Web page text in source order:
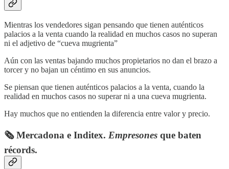
Mientras los vendedores sigan pensando que tienen auténticos
palacios a la venta cuando la realidad en muchos casos no superan
ni el adjetivo de “cueva mugrienta”
Aún con las ventas bajando muchos propietarios no dan el brazo a
torcer y no bajan un céntimo en sus anuncios.
Se piensan que tienen auténticos palacios a la venta, cuando la
realidad en muchos casos no superar ni a una cueva mugrienta.
Hay muchos que no entienden la diferencia entre valor y precio.
🗞️ Mercadona e Inditex. Empresones que baten
récords.